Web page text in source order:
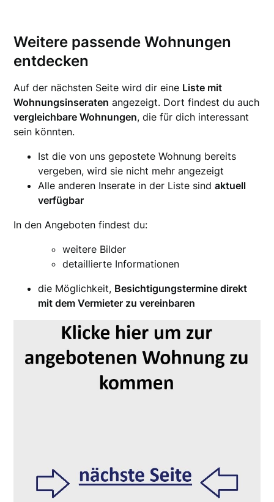
Weitere passende Wohnungen
entdecken
Auf der nächsten Seite wird dir eine Liste mit
Wohnungsinseraten angezeigt. Dort findest du auch
vergleichbare Wohnungen, die für dich interessant
sein könnten.
Ist die von uns gepostete Wohnung bereits
vergeben, wird sie nicht mehr angezeigt
Alle anderen Inserate in der Liste sindaktuell
verfügbar
In den Angeboten findest du:
weitere Bilder
detaillierte Informationen
die Möglichkeit, Besichtigungstermine direkt
mit dem Vermieter zu vereinbaren